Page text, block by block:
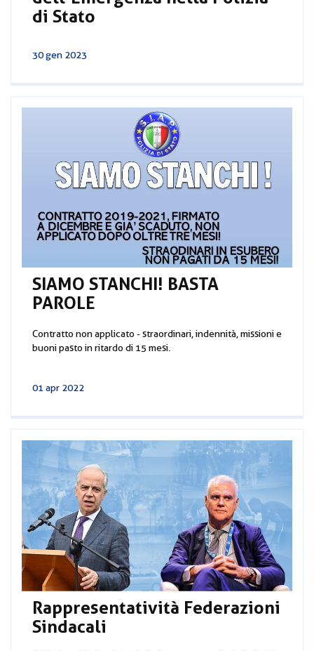
di Stato
30 gen 2023
SIAMO STANCHI! BASTA
PAROLE
Contratto non applicato - straordinari, indennità, missioni e
buoni pasto in ritardo di 15 mesi.
01 apr 2022
Rappresentatività Federazioni
Sindacali